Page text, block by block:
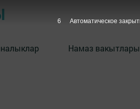
Намаз вакытлары
5 Автоматическое